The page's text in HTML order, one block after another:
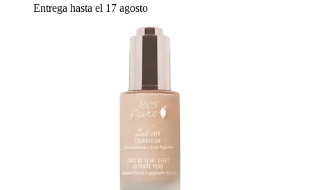
Entrega hasta el 17 agosto